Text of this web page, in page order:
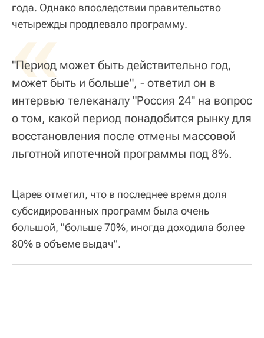
года. Однако впоследствии правительство
четырежды продлевало программу.
«
"Период может быть действительно год,
может быть и больше", - ответил он в
интервью телеканалу "Россия 24" на вопрос
о том, какой период понадобится рынку для
восстановления после отмены массовой
льготной ипотечной программы под 8%.
Царев отметил, что в последнее время доля
субсидированных программ была очень
большой, "больше 70%, иногда доходила более
80% в объеме выдач".